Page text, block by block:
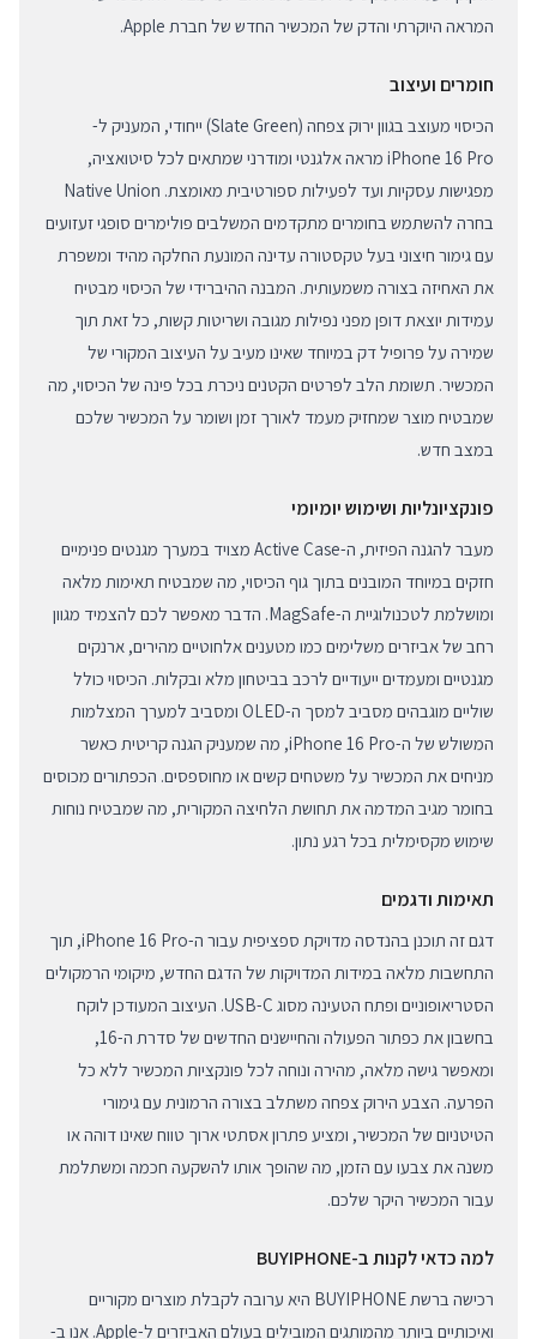
המראה היוקרתי והדק של המכשיר החדש של חברת Apple.
חומרים ועיצוב
הכיסוי מעוצב בגוון ירוק צפחה (Slate Green) ייחודי, המעניק ל-
iPhone 16 Pro מראה אלגנטי ומודרני שמתאים לכל סיטואציה,
מפגישות עסקיות ועד לפעילות ספורטיבית מאומצת. Native Union
בחרה להשתמש בחומרים מתקדמים המשלבים פולימרים סופגי זעזועים
עם גימור חיצוני בעל טקסטורה עדינה המונעת החלקה מהיד ומשפרת
את האחיזה בצורה משמעותית. המבנה ההיברידי של הכיסוי מבטיח
עמידות יוצאת דופן מפני נפילות מגובה ושריטות קשות, כל זאת תוך
שמירה על פרופיל דק במיוחד שאינו מעיב על העיצוב המקורי של
המכשיר. תשומת הלב לפרטים הקטנים ניכרת בכל פינה של הכיסוי, מה
שמבטיח מוצר שמחזיק מעמד לאורך זמן ושומר על המכשיר שלכם
במצב חדש.
פונקציונליות ושימוש יומיומי
מעבר להגנה הפיזית, ה-Active Case מצויד במערך מגנטים פנימיים
חזקים במיוחד המובנים בתוך גוף הכיסוי, מה שמבטיח תאימות מלאה
ומושלמת לטכנולוגיית ה-MagSafe. הדבר מאפשר לכם להצמיד מגוון
רחב של אביזרים משלימים כמו מטענים אלחוטיים מהירים, ארנקים
מגנטיים ומעמדים ייעודיים לרכב בביטחון מלא ובקלות. הכיסוי כולל
שוליים מוגבהים מסביב למסך ה-OLED ומסביב למערך המצלמות
המשולש של ה-iPhone 16 Pro, מה שמעניק הגנה קריטית כאשר
מניחים את המכשיר על משטחים קשים או מחוספסים. הכפתורים מכוסים
בחומר מגיב המדמה את תחושת הלחיצה המקורית, מה שמבטיח נוחות
שימוש מקסימלית בכל רגע נתון.
תאימות ודגמים
דגם זה תוכנן בהנדסה מדויקת ספציפית עבור ה-iPhone 16 Pro, תוך
התחשבות מלאה במידות המדויקות של הדגם החדש, מיקומי הרמקולים
הסטריאופוניים ופתח הטעינה מסוג USB-C. העיצוב המעודכן לוקח
בחשבון את כפתור הפעולה והחיישנים החדשים של סדרת ה-16,
ומאפשר גישה מלאה, מהירה ונוחה לכל פונקציות המכשיר ללא כל
הפרעה. הצבע הירוק צפחה משתלב בצורה הרמונית עם גימורי
הטיטניום של המכשיר, ומציע פתרון אסתטי ארוך טווח שאינו דוהה או
משנה את צבעו עם הזמן, מה שהופך אותו להשקעה חכמה ומשתלמת
עבור המכשיר היקר שלכם.
למה כדאי לקנות ב-BUYIPHONE
רכישה ברשת BUYIPHONE היא ערובה לקבלת מוצרים מקוריים
ואיכותיים ביותר מהמותגים המובילים בעולם האביזרים ל-Apple. אנו ב-